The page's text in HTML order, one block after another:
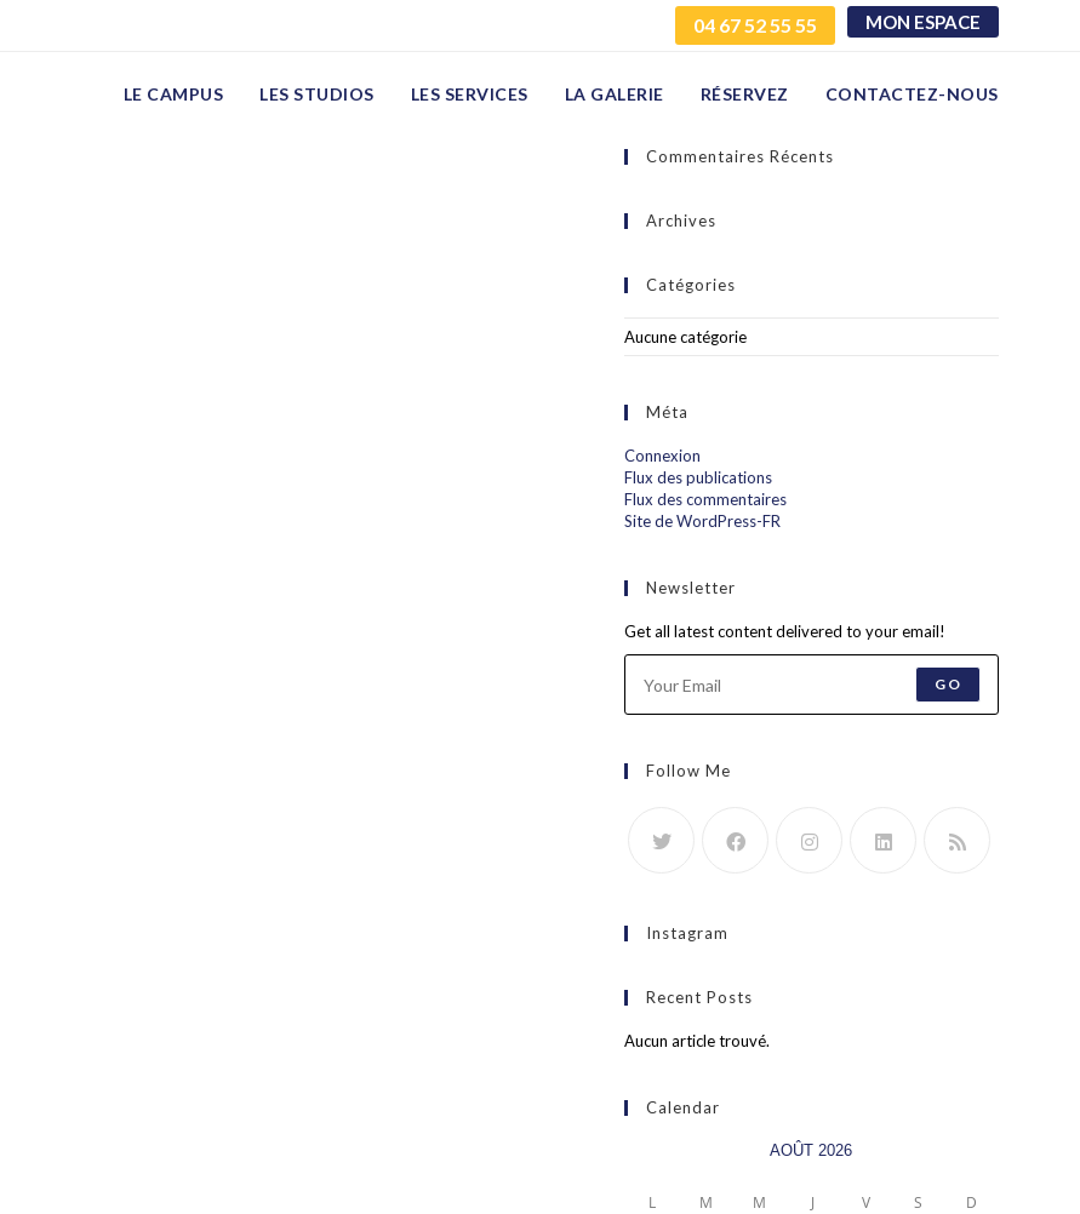
04 67 52 55 55 MON ESPACE
LE CAMPUS LES STUDIOS LES SERVICES LA GALERIE RÉSERVEZ CONTACTEZ-NOUS
Commentaires Récents
Archives
Catégories
Aucune catégorie
Méta
Connexion
Flux des publications
Flux des commentaires
Site de WordPress-FR
Newsletter
Get all latest content delivered to your email!
GO
Follow Me
Instagram
Recent Posts
Aucun article trouvé.
Calendar
AOÛT 2026
L M M J V S D